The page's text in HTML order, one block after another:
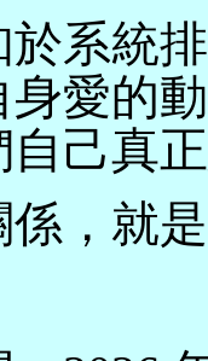
系統
身愛的
己真
，就